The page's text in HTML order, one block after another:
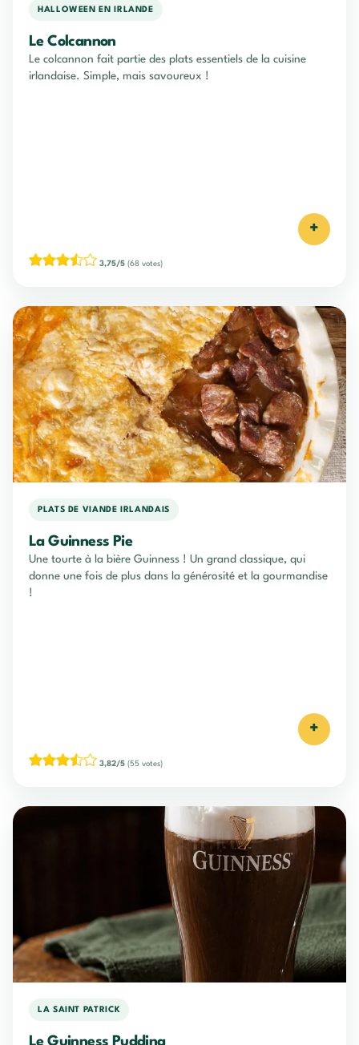
HALLOWEEN EN IRLANDE
Le Colcannon
Le colcannon fait partie des plats essentiels de la cuisine
irlandaise. Simple, mais savoureux !
+
3,75/5 (68 votes)
PLATS DE VIANDE IRLANDAIS
La Guinness Pie
Une tourte à la bière Guinness ! Un grand classique, qui
donne une fois de plus dans la générosité et la gourmandise
!
+
3,82/5 (55 votes)
LA SAINT PATRICK
Le Guinness Pudding